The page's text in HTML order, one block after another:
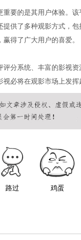
要的是其用户体验。该
供了多种观影方式，
得了广大用户的喜爱。
分系统、丰富的影视
必将在观影市场上发挥
路过 鸡蛋